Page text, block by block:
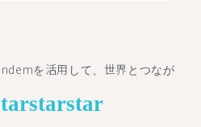
を活用して、世界とつなが
starstar